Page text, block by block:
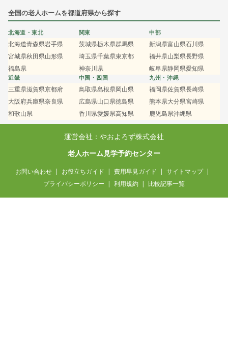
全国の老人ホームを都道府県から探す
北海道・東北
北海道青森県岩手県
宮城県秋田県山形県
福島県
関東
茨城県栃木県群馬県
埼玉県千葉県東京都
神奈川県
中部
新潟県富山県石川県
福井県山梨県長野県
岐阜県静岡県愛知県
近畿
三重県滋賀県京都府
大阪府兵庫県奈良県
和歌山県
中国・四国
鳥取県島根県岡山県
広島県山口県徳島県
香川県愛媛県高知県
九州・沖縄
福岡県佐賀県長崎県
熊本県大分県宮崎県
鹿児島県沖縄県
運営会社：やおよろず株式会社
老人ホーム見学予約センター
お問い合わせ お役立ちガイド 費用早見ガイド
サイトマップ
プライバシーポリシー
利用規約 比較記事一覧